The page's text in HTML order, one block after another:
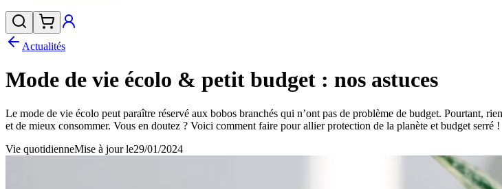
Actualités
Mode de vie écolo & petit budget : nos astuces
Le mode de vie écolo peut paraître réservé aux bobos branchés qui n’ont pas de problème de budget. Pourtant,
et de mieux consommer. Vous en doutez ? Voici comment faire pour allier protection de la planète et budget serré !
Vie quotidienneMise à jour le29/01/2024